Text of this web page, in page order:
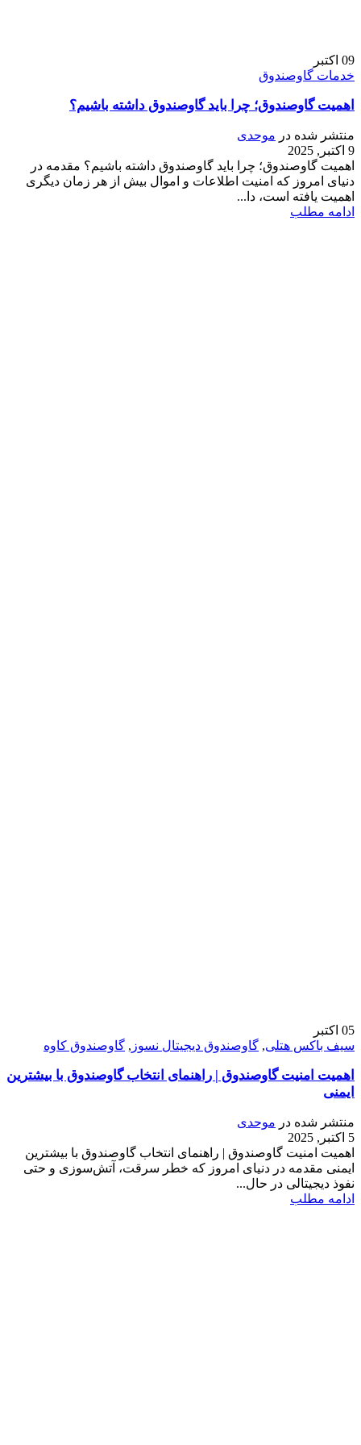
09 اکتبر
خدمات گاوصندوق
اهمیت گاوصندوق؛ چرا باید گاوصندوق داشته باشیم؟
منتشر شده در موحدی
9 اکتبر, 2025
اهمیت گاوصندوق؛ چرا باید گاوصندوق داشته باشیم؟ مقدمه در
دنیای امروز که امنیت اطلاعات و اموال بیش از هر زمان دیگری
اهمیت یافته است، دا...
ادامه مطلب
05 اکتبر
سیف باکس هتلی, گاوصندوق دیجیتال نسوز , گاوصندوق کاوه
اهمیت امنیت گاوصندوق | راهنمای انتخاب گاوصندوق با بیشترین
ایمنی
منتشر شده در موحدی
5 اکتبر, 2025
اهمیت امنیت گاوصندوق | راهنمای انتخاب گاوصندوق با بیشترین
ایمنی مقدمه در دنیای امروز که خطر سرقت، آتش‌سوزی و حتی
نفوذ دیجیتالی در حال...
ادامه مطلب